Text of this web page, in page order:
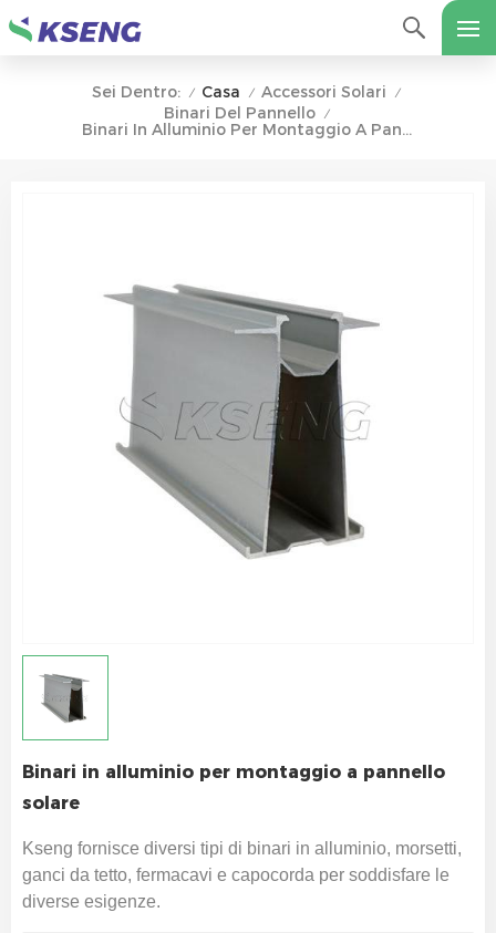
Sei Dentro: / Casa / Accessori Solari /
Binari Del Pannello /
Binari In Alluminio Per Montaggio A Pannello Solare
Binari in alluminio per montaggio a pannello
solare
Kseng fornisce diversi tipi di binari in alluminio, morsetti,
ganci da tetto, fermacavi e capocorda per soddisfare le
diverse esigenze.